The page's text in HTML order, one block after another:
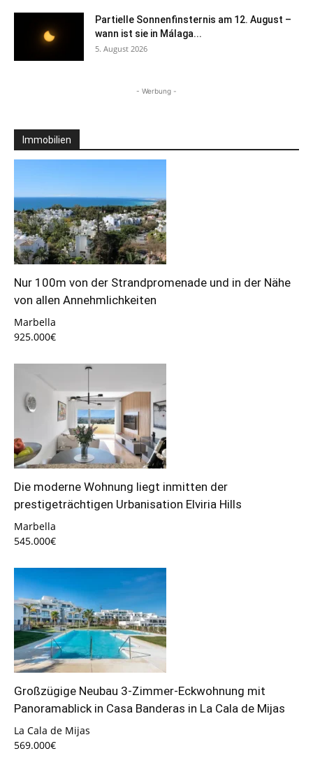
Partielle Sonnenfinsternis am 12. August –
wann ist sie in Málaga...
5. August 2026
- Werbung -
Immobilien
Nur 100m von der Strandpromenade und in der Nähe
von allen Annehmlichkeiten
Marbella
925.000€
Die moderne Wohnung liegt inmitten der
prestigeträchtigen Urbanisation Elviria Hills
Marbella
545.000€
Großzügige Neubau 3-Zimmer-Eckwohnung mit
Panoramablick in Casa Banderas in La Cala de Mijas
La Cala de Mijas
569.000€